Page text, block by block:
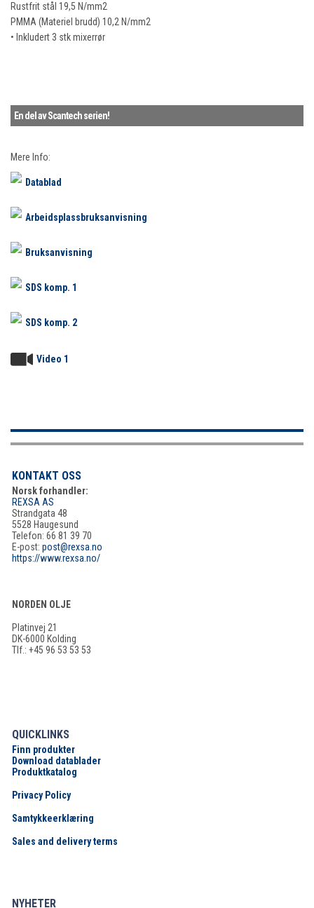
Rustfrit stål 19,5 N/mm2
PMMA (Materiel brudd) 10,2 N/mm2
• Inkludert 3 stk mixerrør
En del av Scantech serien!
Mere Info:
Datablad
Arbeidsplassbruksanvisning
Bruksanvisning
SDS komp. 1
SDS komp. 2
Video 1
KONTAKT OSS
Norsk forhandler:
REXSA AS
Strandgata 48
5528 Haugesund
Telefon: 66 81 39 70
E-post: post@rexsa.no
https://www.rexsa.no/
NORDEN OLJE
Platinvej 21
DK-6000 Kolding
Tlf.: +45 96 53 53 53
QUICKLINKS
Finn produkter
Download datablader
Produktkatalog
Privacy Policy
Samtykkeerklæring
Sales and delivery terms
NYHETER